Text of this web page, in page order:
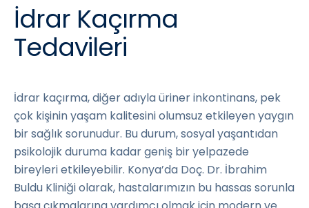
İdrar Kaçırma
Tedavileri
İdrar kaçırma, diğer adıyla üriner inkontinans, pek
çok kişinin yaşam kalitesini olumsuz etkileyen yaygın
bir sağlık sorunudur. Bu durum, sosyal yaşantıdan
psikolojik duruma kadar geniş bir yelpazede
bireyleri etkileyebilir. Konya’da Doç. Dr. İbrahim
Buldu Kliniği olarak, hastalarımızın bu hassas sorunla